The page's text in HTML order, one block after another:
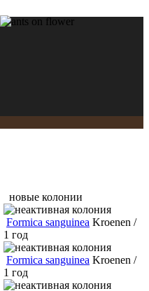
новые колонии
Formica sanguinea Kroenen /
1 год
Formica sanguinea Kroenen /
1 год